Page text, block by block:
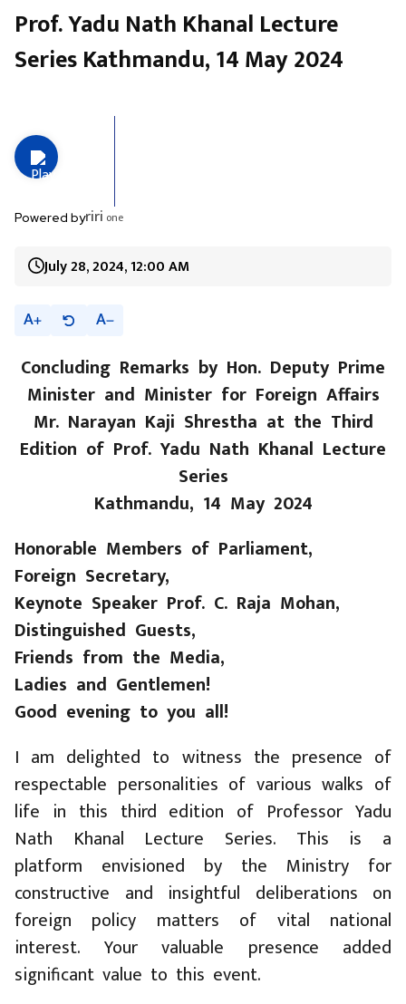
Prof. Yadu Nath Khanal Lecture
Series Kathmandu, 14 May 2024
Powered byriri one
July 28, 2024, 12:00 AM
A A
Concluding Remarks by Hon. Deputy Prime
Minister and Minister for Foreign Affairs
Mr. Narayan Kaji Shrestha at the Third
Edition of Prof. Yadu Nath Khanal Lecture
Series
Kathmandu, 14 May 2024
Honorable Members of Parliament,
Foreign Secretary,
Keynote Speaker Prof. C. Raja Mohan,
Distinguished Guests,
Friends from the Media,
Ladies and Gentlemen!
Good evening to you all!
I am delighted to witness the presence of
respectable personalities of various walks of
life in this third edition of Professor Yadu
Nath Khanal Lecture Series. This is a
platform envisioned by the Ministry for
constructive and insightful deliberations on
foreign policy matters of vital national
interest. Your valuable presence added
significant value to this event.